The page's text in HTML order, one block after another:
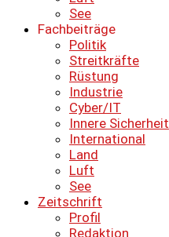
See
Fachbeiträge
Politik
Streitkräfte
Rüstung
Industrie
Cyber/IT
Innere Sicherheit
International
Land
Luft
See
Zeitschrift
Profil
Redaktion